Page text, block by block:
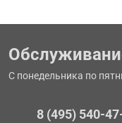
С понедельника по
8 (495) 540-